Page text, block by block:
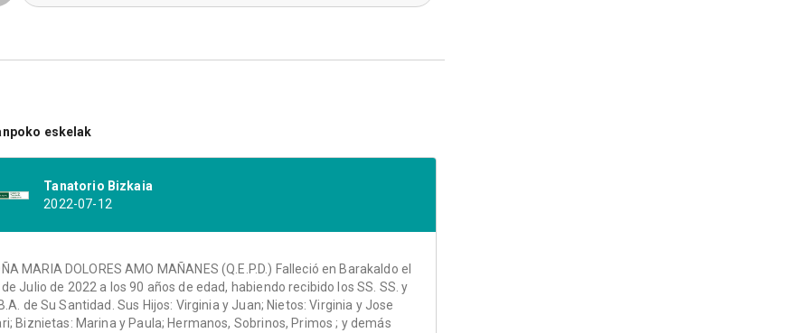
eskelak
Tanatorio Bizkaia
2022-07-12
MARIA DOLORES AMO MAÑANES (Q.E.P.D.) Falleció en Barakaldo el
Julio de 2022 a los 90 años de edad, habiendo recibido los SS. SS. y
de Su Santidad. Sus Hijos: Virginia y Juan; Nietos: Virginia y Jose
Biznietas: Marina y Paula; Hermanos, Sobrinos, Primos ; y demás